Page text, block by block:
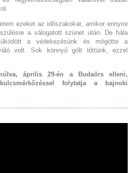
ezeket az időszakokat, amikor ennyire
a válogatott szünet után. De hála
a védekezésünk és mögötte a
volt. Sok könnyű gólt lőttünk, ezzel
április 29-én a Budaörs elleni,
folytatja a bajnoki